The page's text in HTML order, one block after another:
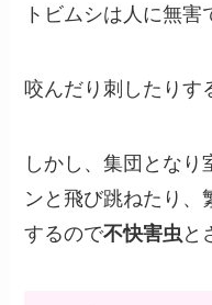
トビムシは人に無害
咬んだり刺したりす
しかし、集団となり
ンと飛び跳ねたり、
するので不快害虫 と